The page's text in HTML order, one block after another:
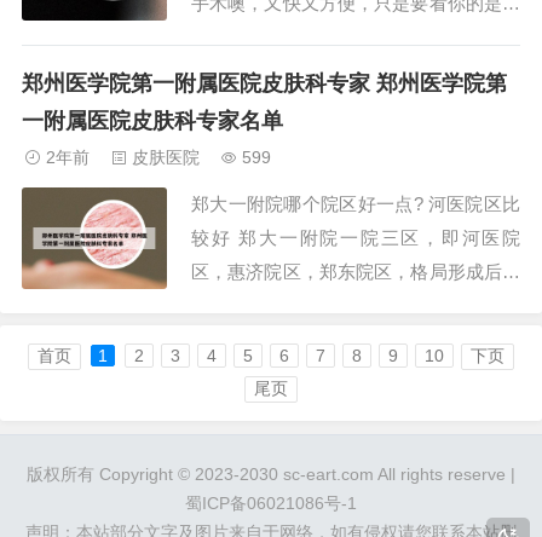
属于一种抗真菌的药物，在使用以后可以
有效的改善股癣引起局部症状，减轻患者
痛苦。盐酸阿莫罗芬乳膏：盐酸阿莫罗芬
乳膏能达到抗真菌的作用，可以促进股癣
的症状消退。...
郑州医学院第一附属医院皮肤科专家 郑州医学院第
一附属医院皮肤科专家名单
2年前 皮肤医院 599
郑大一附院哪个院区好一点? 河医院区比
较好 郑大一附院一院三区，即河医院
区，惠济院区，郑东院区，格局形成后三
院区，河医院区更加好一些。医院始建于
1928年9月，其前身为国立河南大学附属
医院。1958年从开封迁址郑州，更名为河
河...
首页 1 2 3 4 5 6 7 8 9 10
下页
尾页
版权所有 Copyright © 2023-2030 sc-eart.com All rights reserve |
蜀ICP备06021086号-1
声明：本站部分文字及图片来自于网络，如有侵权请您联系本站删